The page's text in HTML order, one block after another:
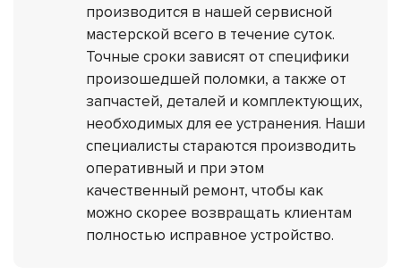
производится в нашей сервисной
мастерской всего в течение суток.
Точные сроки зависят от специфики
произошедшей поломки, а также от
запчастей, деталей и комплектующих,
необходимых для ее устранения. Наши
специалисты стараются производить
оперативный и при этом
качественный ремонт, чтобы как
можно скорее возвращать клиентам
полностью исправное устройство.